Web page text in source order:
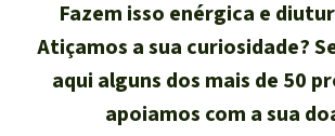
Êxitos
Biodiversidade:
Clima
Quem somos
FAQ
Pesquisa
Português
Deutsch
Proteção de
África
América Latina
Fazem isso enérgica e
Atiçamos a sua curiosidade?
aqui alguns dos mais de 50
apoiamos com a sua